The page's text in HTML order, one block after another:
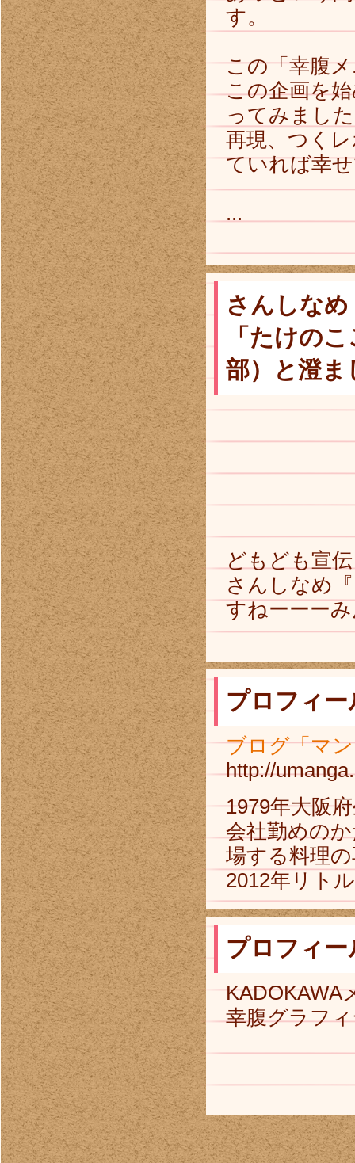
す。
この「幸腹
この企画を
ってみまし
再現、つく
ていれば幸
...
さんしな
「たけの
部）と澄ま
どもども宣
さんしなめ
すねーーー
プロフィ
ブログ「マ
http://
1979年大阪
会社勤めの
場する料理
2012年リト
プロフィ
KADOKAWA
幸腹グラフ